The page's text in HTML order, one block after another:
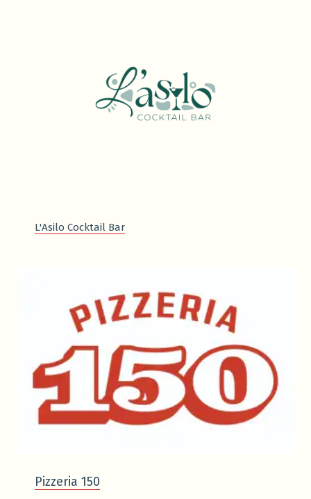
L'Asilo Cocktail Bar
Pizzeria 150